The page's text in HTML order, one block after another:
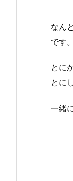
なん
です
とに
とに
一緒